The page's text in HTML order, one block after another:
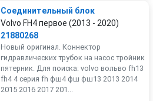
Соединительный блок
Volvo FH4 первое (2013 - 2020)
21880268
Новый оригинал. Коннектор
гидравлических трубок на насос тройник
пятерник. Для поиска: volvo вольво fh13
fh4 4 серия fh фш4 фш фш13 2013 2014
2015 2016 2017 201...